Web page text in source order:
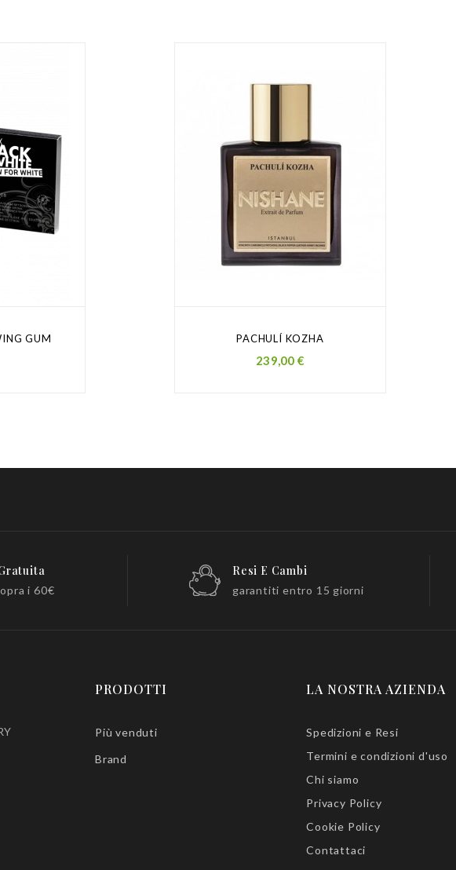
GUM PACHULÍ KOZHA
Prezzo
239,00 €
i 60€
Resi E Cambi
garantiti entro 15 giorni
PRODOTTI
Più venduti
Brand
LA NOSTRA AZIENDA
Spedizioni e Resi
Termini e condizioni d'uso
Chi siamo
Privacy Policy
Cookie Policy
Contattaci